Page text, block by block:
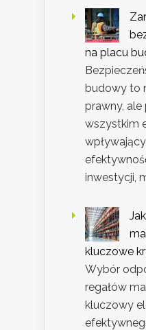
na placu
budowy to
prawny, ale
wszystkim
inwestycji,
kluczowe
Wybór
regałów
kluczowy